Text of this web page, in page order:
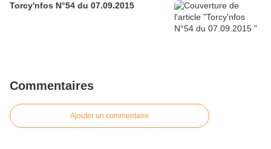
Torcy'nfos N°54 du 07.09.2015
Commentaires
Ajouter un commentaire